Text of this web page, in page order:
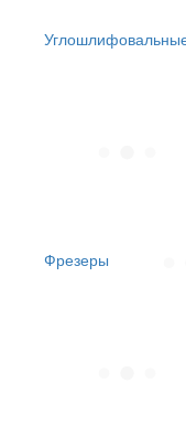
Фрезеры